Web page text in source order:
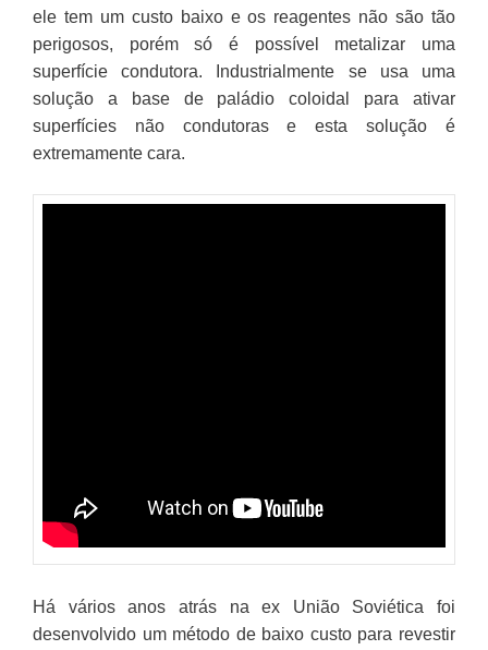
ele tem um custo baixo e os reagentes não são tão
perigosos, porém só é possível metalizar uma
superfície condutora. Industrialmente se usa uma
solução a base de paládio coloidal para ativar
superfícies não condutoras e esta solução é
extremamente cara.
Há vários anos atrás na ex União Soviética foi
desenvolvido um método de baixo custo para revestir